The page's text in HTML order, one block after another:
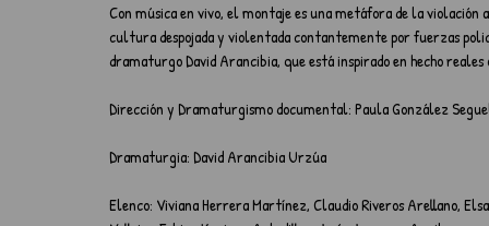
Con música en vivo, el montaje es una metáfora de la
cultura despojada y violentada contantemente por fuerzas
dramaturgo David Arancibia, que está inspirado en hecho
Dirección y Dramaturgismo documental: Paula González
Dramaturgia: David Arancibia Urzúa
Elenco: Viviana Herrera Martínez, Claudio Riveros Arellano,